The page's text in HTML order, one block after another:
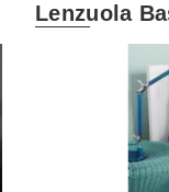
Lenzuola